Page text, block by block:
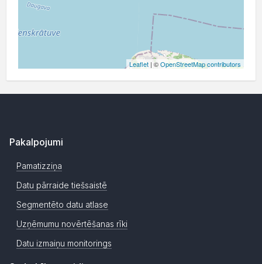
Leaflet | ©OpenStreetMap contributors
Pakalpojumi
Pamatizziņa
Datu pārraide tiešsaistē
Segmentēto datu atlase
Uzņēmumu novērtēšanas rīki
Datu izmaiņu monitorings